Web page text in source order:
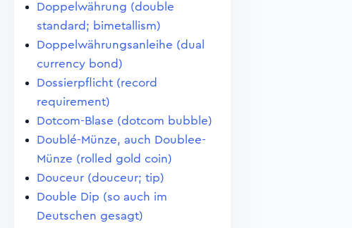
Doppelwährung (double
standard; bimetallism)
Doppelwährungsanleihe (dual
currency bond)
Dossierpflicht (record
requirement)
Dotcom-Blase (dotcom bubble)
Doublé-Münze, auch Doublee-
Münze (rolled gold coin)
Douceur (douceur; tip)
Double Dip (so auch im
Deutschen gesagt)